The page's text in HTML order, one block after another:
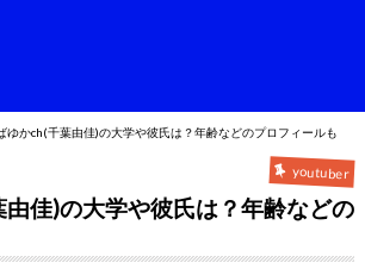
ゆかch(千葉由佳)の大学や彼氏は？年齢などのプロフィールも
youtuber
由佳)の大学や彼氏は？年齢などの